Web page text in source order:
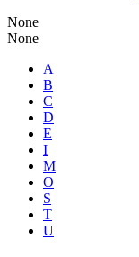
None
None
A
B
C
D
E
I
M
O
S
T
U